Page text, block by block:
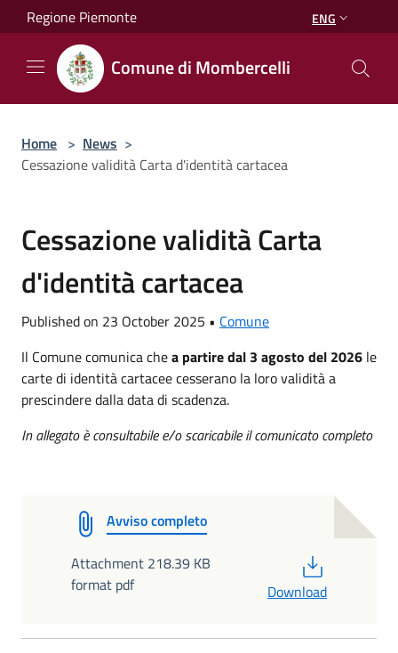
Salta al contenuto principale
Regione Piemonte ENG
Comune di Mombercelli
Home > News >
Cessazione validità Carta d'identità cartacea
Cessazione validità Carta
d'identità cartacea
Published on 23 October 2025 • Comune
Il Comune comunica chea partire dal 3 agosto del 2026 le
carte di identità cartacee cesserano la loro validità a
prescindere dalla data di scadenza.
In allegato è consultabile e/o scaricabile il comunicato completo
Avviso completo
Attachment 218.39 KB
format pdf
Download